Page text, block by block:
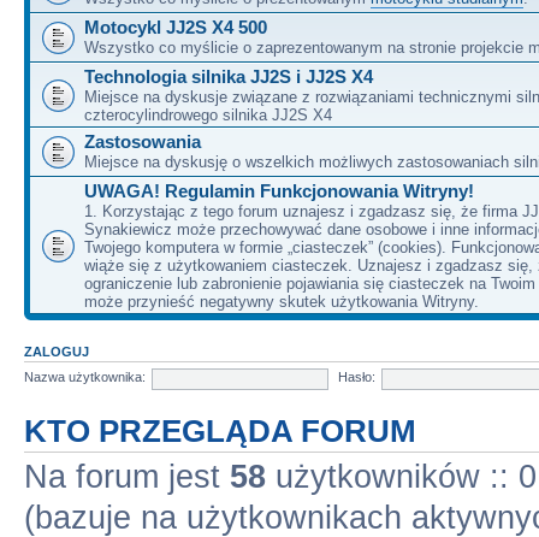
Motocykl JJ2S X4 500
Wszystko co myślicie o zaprezentowanym na stronie projekcie
Technologia silnika JJ2S i JJ2S X4
Miejsce na dyskusje związane z rozwiązaniami technicznymi
czterocylindrowego silnika JJ2S X4
Zastosowania
Miejsce na dyskusję o wszelkich możliwych zastosowaniach
UWAGA! Regulamin Funkcjonowania Witryny!
1. Korzystając z tego forum uznajesz i zgadzasz się, że firma
Synakiewicz może przechowywać dane osobowe i inne
Twojego komputera w formie „ciasteczek” (cookies).
wiąże się z użytkowaniem ciasteczek. Uznajesz i zgadzasz się,
ograniczenie lub zabronienie pojawiania się ciasteczek na
może przynieść negatywny skutek użytkowania Witryny.
ZALOGUJ
Nazwa użytkownika:
Hasło:
KTO PRZEGLĄDA FORUM
Na forum jest 58 użytkowników ::
(bazuje na użytkownikach